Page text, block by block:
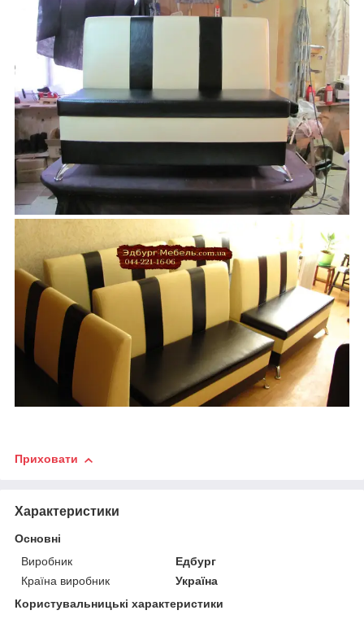
Приховати
Характеристики
Основні
Виробник
Едбург
Країна виробник
Україна
Користувальницькі характеристики